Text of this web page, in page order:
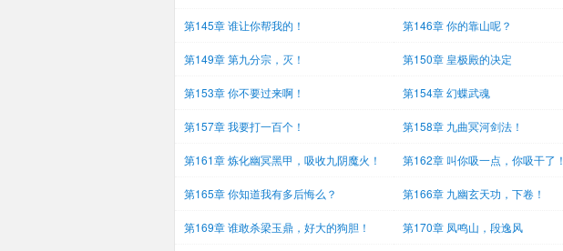
第145章 谁让你帮我的！ 第146章 你的靠山呢？
第149章 第九分宗，灭！ 第150章 皇极殿的决定
第153章 你不要过来啊！ 第154章 幻蝶武魂
第157章 我要打一百个！ 第158章 九曲冥河剑法！
第161章 炼化幽冥黑甲，吸收九阴魔火！ 第162章 叫你吸一点，你吸干了！
第165章 你知道我有多后悔么？ 第166章 九幽玄天功，下卷！
第169章 谁敢杀梁玉鼎，好大的狗胆！ 第170章 凤鸣山，段逸风